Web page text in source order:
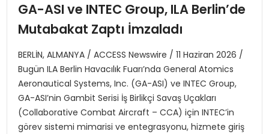
TANYER YAPI ZEMIN MÜHENDISLIĞINDE HEDEF
BÜYÜTTÜ
TOROSLAR’DA PAZAR GERGİNLİĞİ!
GA-ASI ve INTEC Group, ILA Berlin’de
Mutabakat Zaptı İmzaladı
BERLİN, ALMANYA / ACCESS Newswire / 11 Haziran 2026 /
Bugün ILA Berlin Havacılık Fuarı’nda General Atomics
Aeronautical Systems, Inc. (GA-ASI) ve INTEC Group,
GA-ASI’nin Gambit Serisi İş Birlikçi Savaş Uçakları
(Collaborative Combat Aircraft – CCA) için INTEC’in
görev sistemi mimarisi ve entegrasyonu, hizmete giriş